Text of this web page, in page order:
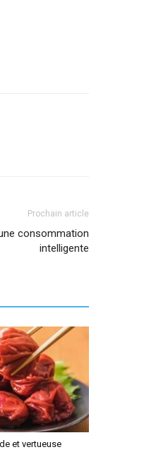
Prochain article
consommation
intelligente
et vertueuse